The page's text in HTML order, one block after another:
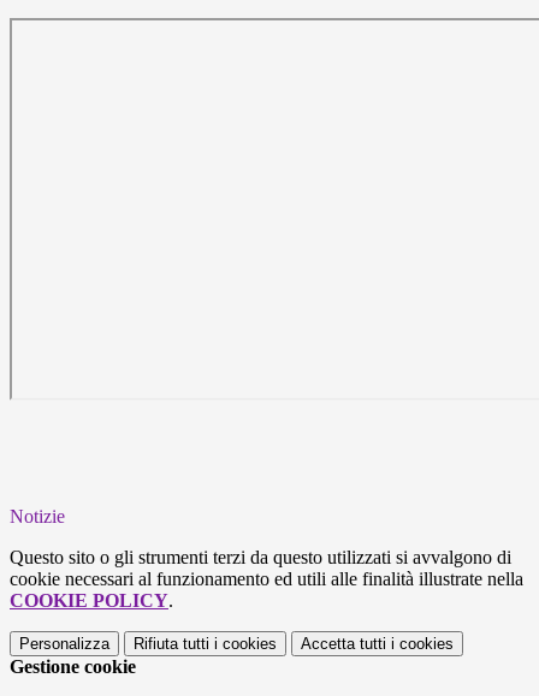
Notizie
Questo sito o gli strumenti terzi da questo utilizzati si avvalgono di
cookie necessari al funzionamento ed utili alle finalità illustrate nella
COOKIE POLICY.
Personalizza Rifiuta tutti i cookies Accetta tutti i cookies
Gestione cookie